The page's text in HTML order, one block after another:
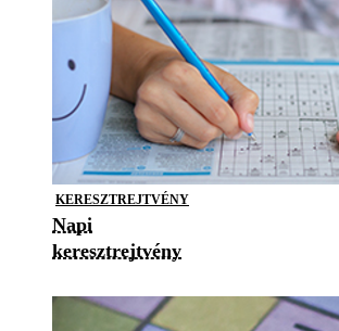
KERESZTREJTVÉNY
Napi
keresztrejtvény